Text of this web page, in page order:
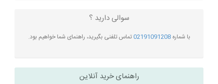
سوالی دارید ؟
با شماره02191091208تماس تلفنی بگیرید، راهنمای شما خواهیم بود.
راهنمای خرید آنلاین